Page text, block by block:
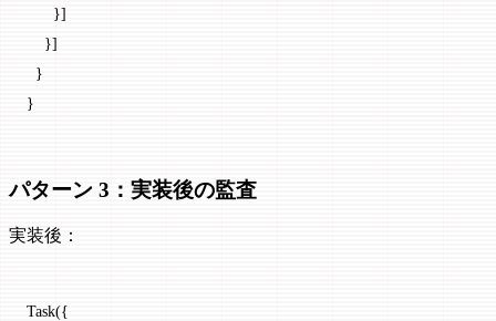
      }]
    }]
  }
}
パターン 3：実装後の監査
実装後：
Task({